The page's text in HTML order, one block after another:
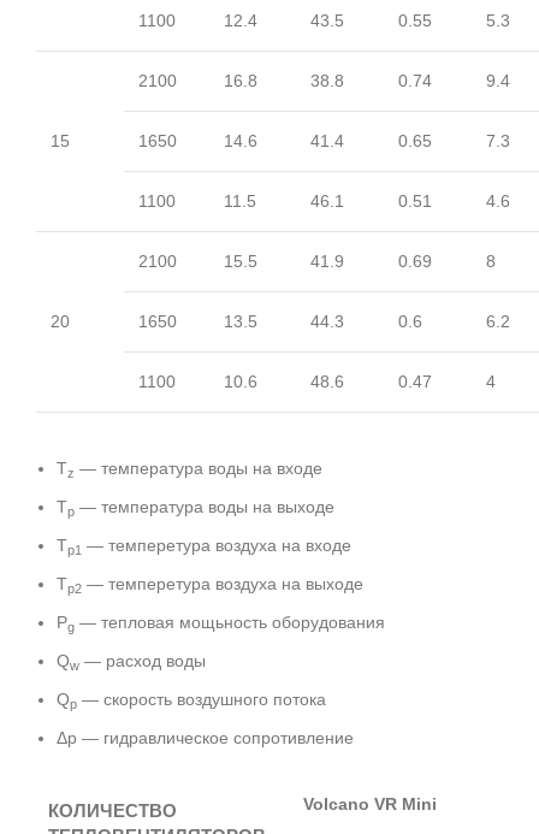
1100 12.4 43.5 0.55 5.3
15
2100 16.8 38.8 0.74 9.4
1650 14.6 41.4 0.65 7.3
1100 11.5 46.1 0.51 4.6
20
2100 15.5 41.9 0.69 8
1650 13.5 44.3 0.6 6.2
1100 10.6 48.6 0.47 4
Tz — температура воды на входе
Tp — температура воды на выходе
Tp1 — темперетура воздуха на входе
Tp2 — темперетура воздуха на выходе
Pg — тепловая мощьность оборудования
Qw — расход воды
Qp — скорость воздушного потока
Δp — гидравлическое сопротивление
КОЛИЧЕСТВО
Volcano VR Mini